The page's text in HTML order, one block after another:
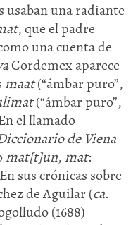
usaban una radiante
, que el padre
una cuenta de
Cordemex aparece
maat(“ámbar puro”,
(“ámbar puro”,
el llamado
de Viena
mat[t]un, mat:
sus crónicas sobre
de Aguilar (ca.
(1688)